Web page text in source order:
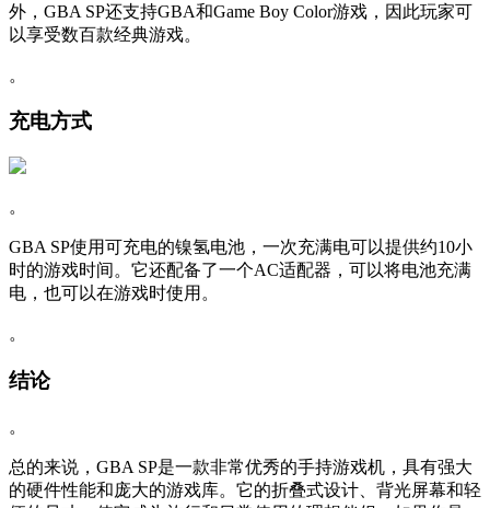
外，GBA SP还支持GBA和Game Boy Color游戏，因此玩家可
以享受数百款经典游戏。
。
充电方式
。
GBA SP使用可充电的镍氢电池，一次充满电可以提供约10小
时的游戏时间。它还配备了一个AC适配器，可以将电池充满
电，也可以在游戏时使用。
。
结论
。
总的来说，GBA SP是一款非常优秀的手持游戏机，具有强大
的硬件性能和庞大的游戏库。它的折叠式设计、背光屏幕和轻